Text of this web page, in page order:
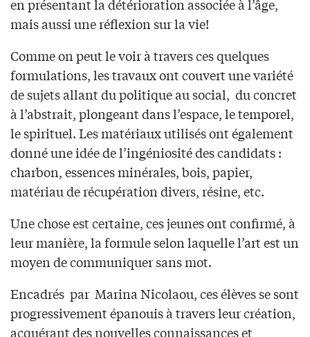
en présentant la détérioration associée à l’âge,
mais aussi une réflexion sur la vie!
Comme on peut le voir à travers ces quelques
formulations, les travaux ont couvert une variété
de sujets allant du politique au social, du concret
à l’abstrait, plongeant dans l’espace, le temporel,
le spirituel. Les matériaux utilisés ont également
donné une idée de l’ingéniosité des candidats :
charbon, essences minérales, bois, papier,
matériau de récupération divers, résine, etc.
Une chose est certaine, ces jeunes ont confirmé, à
leur manière, la formule selon laquelle l’art est un
moyen de communiquer sans mot.
Encadrés par Marina Nicolaou, ces élèves se sont
progressivement épanouis à travers leur création,
acquérant des nouvelles connaissances et